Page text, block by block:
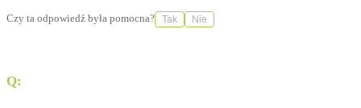
Czy ta odpowiedź była pomocna? Tak Nie
Q: